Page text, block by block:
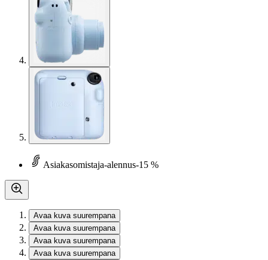
Asiakasomistaja-alennus-15 %
Avaa kuva suurempana
Avaa kuva suurempana
Avaa kuva suurempana
Avaa kuva suurempana